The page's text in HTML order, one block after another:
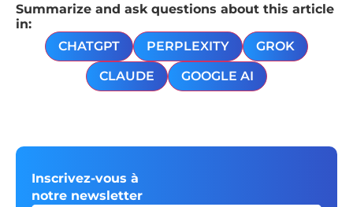
Summarize and ask questions about this article
in:
CHATGPT
PERPLEXITY
GROK
CLAUDE
GOOGLE AI
Inscrivez-vous à
notre newsletter